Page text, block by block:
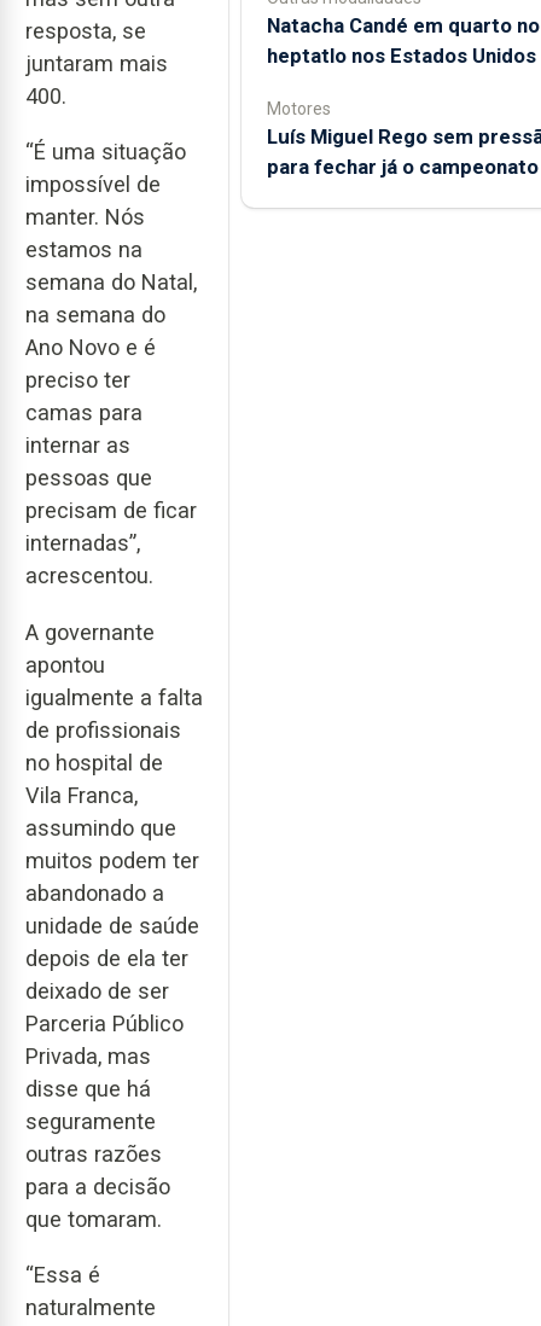
resposta, se
juntaram mais
400.
“É uma situação
impossível de
manter. Nós
estamos na
semana do Natal,
na semana do
Ano Novo e é
preciso ter
camas para
internar as
pessoas que
precisam de ficar
internadas”,
acrescentou.
A governante
apontou
igualmente a falta
de profissionais
no hospital de
Vila Franca,
assumindo que
muitos podem ter
abandonado a
unidade de saúde
depois de ela ter
deixado de ser
Parceria Público
Privada, mas
disse que há
seguramente
outras razões
para a decisão
que tomaram.
“Essa é
naturalmente
Natacha Candé em quarto no
heptatlo nos Estados Unidos
Motores
Luís Miguel Rego sem
para fechar já o campeonato